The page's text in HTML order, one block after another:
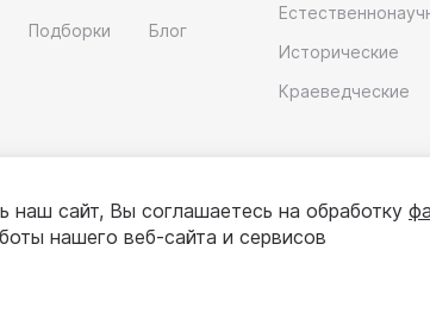
Подборки Блог
Исторические
Краеведческие
наш сайт, Вы соглашаетесь на обработку
нашего веб-сайта и сервисов